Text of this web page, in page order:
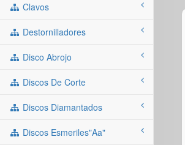
Clavos
Destornilladores
Disco Abrojo
Discos De Corte
Discos Diamantados
Discos Esmeriles"aa"